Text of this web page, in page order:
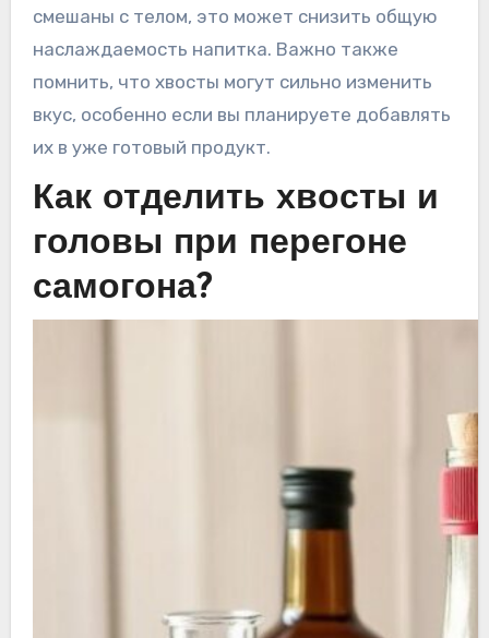
смешаны с телом, это может снизить общую
наслаждаемость напитка. Важно также
помнить, что хвосты могут сильно изменить
вкус, особенно если вы планируете добавлять
их в уже готовый продукт.
Как отделить хвосты и
головы при перегоне
самогона?